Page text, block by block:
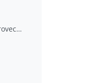
Diagnostica Materiale Porrovecchio